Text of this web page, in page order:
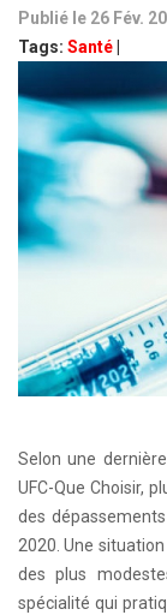
Publié le 26 Fév.
Tags: Santé
Selon une
UFC-Que Choisir,
des
2020. Une
des plus
spécialité qui